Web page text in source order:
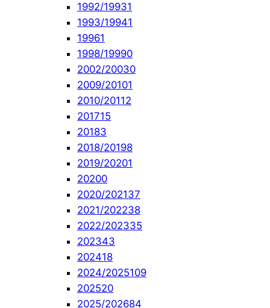
1992/19931
1993/19941
19961
1998/19990
2002/20030
2009/20101
2010/20112
201715
20183
2018/20198
2019/20201
20200
2020/202137
2021/202238
2022/202335
202343
202418
2024/2025109
202520
2025/202684